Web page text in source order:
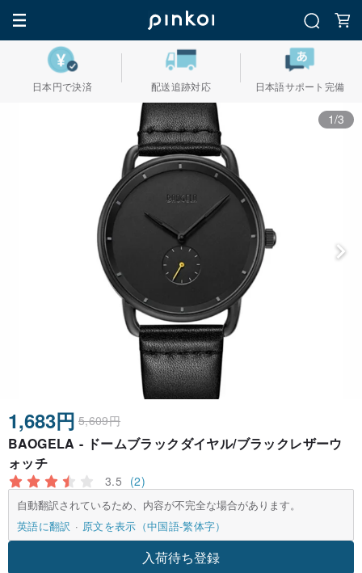
日本円で決済 配送追跡対応 日本語サポート完備
1/3
1,683円 5,609円
BAOGELA - ドームブラックダイヤル/ブラックレザーウ
ォッチ
3.5 (2)
自動翻訳されているため、内容が不完全な場合があります。
英語に翻訳
原文を表示（中国語-繁体字）
入荷待ち登録